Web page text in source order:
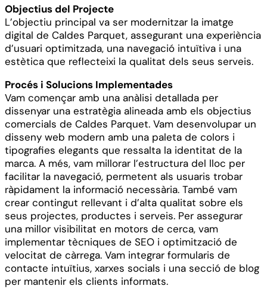
Objectius del Projecte
L’objectiu principal va ser modernitzar la imatge
digital de Caldes Parquet, assegurant una experiència
d’usuari optimitzada, una navegació intuïtiva i una
estètica que reflecteixi la qualitat dels seus serveis.
Procés i Solucions Implementades
Vam començar amb una anàlisi detallada per
dissenyar una estratègia alineada amb els objectius
comercials de Caldes Parquet. Vam desenvolupar un
disseny web modern amb una paleta de colors i
tipografies elegants que ressalta la identitat de la
marca. A més, vam millorar l’estructura del lloc per
facilitar la navegació, permetent als usuaris trobar
ràpidament la informació necessària. També vam
crear contingut rellevant i d’alta qualitat sobre els
seus projectes, productes i serveis. Per assegurar
una millor visibilitat en motors de cerca, vam
implementar tècniques de SEO i optimització de
velocitat de càrrega. Vam integrar formularis de
contacte intuïtius, xarxes socials i una secció de blog
per mantenir els clients informats.